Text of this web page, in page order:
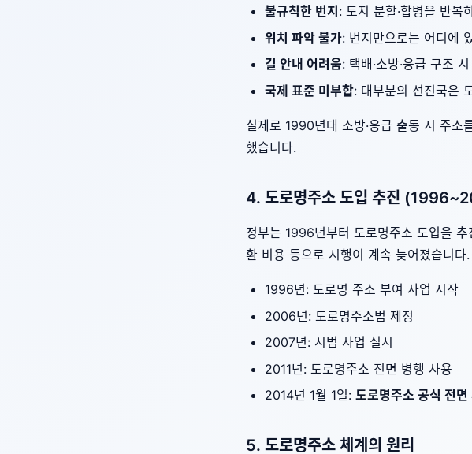
불규칙한 번지 : 토지 분할·합병을 반
위치 파악 불가: 번지만으로는 어디에
길 안내 어려움: 택배·소방·응급 구조
국제 표준 미부합: 대부분의 선진국은
실제로 1990년대 소방·응급 출동 시 주소
했습니다.
4. 도로명주소 도입 추진
정부는 1996년부터 도로명주소 도입을
환 비용 등으로 시행이 계속 늦어졌습니다.
1996년: 도로명 주소 부여 사업 시작
2006년: 도로명주소법 제정
2007년: 시범 사업 실시
2011년: 도로명주소 전면 병행 사용
2014년 1월 1일: 도로명주소 공식 전면
5. 도로명주소 체계의 원리